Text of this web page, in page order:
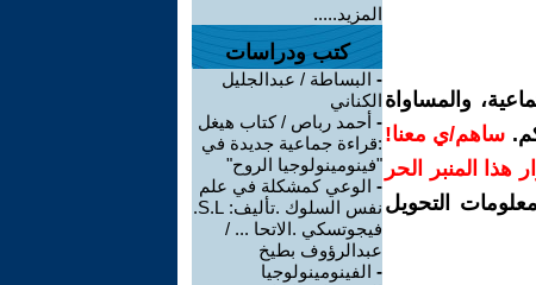
والمساواة
ساهم/ي معنا!
هذا المنبر الحر
التحويل
المزيد.....
كتب ودراسات
- البساطة / عبدالجليل
الكناني
- أحمد رباص / كتاب هيغل
:قراءة جماعية جديدة في
"فينومينولوجيا الروح"
- الوعي كمشكلة في علم
نفس السلوك .تأليف: S.L.
فيجوتسكي .الاتحا ... /
عبدالرؤوف بطيخ
- الفينومينولوجيا